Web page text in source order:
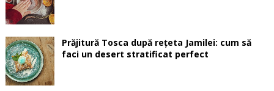
Prăjitură Tosca după rețeta Jamilei: cum să
faci un desert stratificat perfect